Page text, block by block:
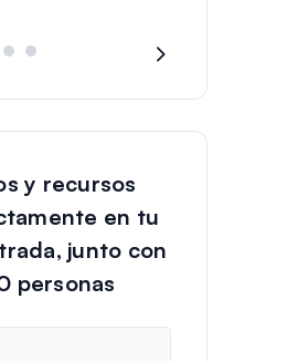
y recursos
en tu
junto con
personas